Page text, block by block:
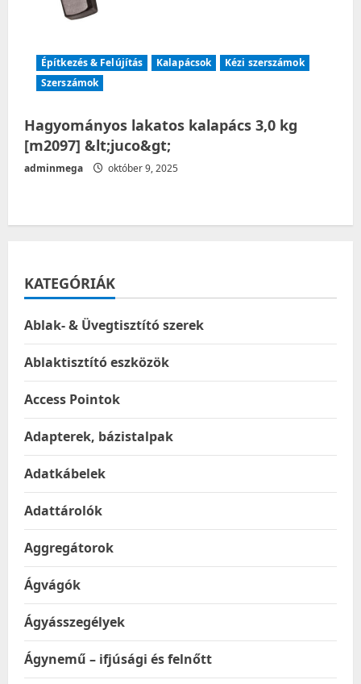
Építkezés & Felújítás Kalapácsok
Kézi szerszámok
Szerszámok
Hagyományos lakatos kalapács 3,0 kg
[m2097] &lt;juco&gt;
adminmega október 9, 2025
KATEGÓRIÁK
Ablak- & Üvegtisztító szerek
Ablaktisztító eszközök
Access Pointok
Adapterek, bázistalpak
Adatkábelek
Adattárolók
Aggregátorok
Ágvágók
Ágyásszegélyek
Ágynemű – ifjúsági és felnőtt